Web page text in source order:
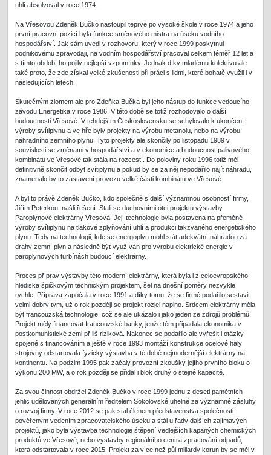
uhlí absolvoval v roce 1974.
Na Vřesovou Zdeněk Bučko nastoupil teprve po vysoké škole v roce 1974 a jeho
první pracovní pozicí byla funkce směnového mistra na úseku vodního
hospodářství. Jak sám uvedl v rozhovoru, který v roce 1999 poskytnul
podnikovému zpravodaji, na vodním hospodářství pracoval celkem téměř 12 let a
s tímto období ho pojily nejlepší vzpomínky. Jednak díky mladému kolektivu ale
také proto, že zde získal velké zkušenosti při práci s lidmi, které bohatě využil i v
následujících letech.
Skutečným zlomem ale pro Zdeňka Bučka byl jeho nástup do funkce vedoucího
závodu Energetika v roce 1986. V této době se totiž rozhodovalo o další
budoucnosti Vřesové. V tehdejším Československu se schylovalo k ukončení
výroby svítiplynu a ve hře byly projekty na výrobu metanolu, nebo na výrobu
náhradního zemního plynu. Tyto projekty ale skončily po listopadu 1989 v
souvislosti se změnami v hospodářství a v ekonomice a budoucnost palivového
kombinátu ve Vřesové tak stála na rozcestí. Do poloviny roku 1996 totiž měl
definitivně skončit odbyt svítiplynu a pokud by se za něj nepodařilo najít náhradu,
znamenalo by to zastavení provozu velké části kombinátu ve Vřesové.
A byl to právě Zdeněk Bučko, kdo společně s další významnou osobností firmy,
Jiřím Peterkou, našli řešení. Stali se duchovními otci projektu výstavby
Paroplynové elektrárny Vřesová. Její technologie byla postavena na přeměně
výroby svítiplynu na tlakové zplyňování uhlí a produkci takzvaného energetického
plynu. Tedy na technologii, kde se energoplyn mohl stát adekvátní náhradou za
drahý zemní plyn a následně být využíván pro výrobu elektrické energie v
paroplynových turbínách budoucí elektrárny.
Proces příprav výstavby této moderní elektrárny, která byla i z celoevropského
hlediska špičkovým technickým projektem, šel na dnešní poměry nezvykle
rychle. Příprava započala v roce 1991 a díky tomu, že se firmě podařilo sestavit
velmi dobrý tým, už o rok později se projekt rozjel naplno. Srdcem elektrárny měla
být francouzská technologie, což se ale ukázalo i jako jeden ze zdrojů problémů.
Projekt měly financovat francouzské banky, jenže těm připadala ekonomika v
postkomunistické zemi příliš riziková. Nakonec se podařilo ale vyřešit i otázky
spojené s financováním a ještě v roce 1993 montáží konstrukce ocelové haly
strojovny odstartovala fyzicky výstavba v té době nejmodernější elektrárny na
kontinentu. Na podzim 1995 pak začaly provozní zkoušky jejího prvního bloku o
výkonu 200 MW, a o rok později se přidal i blok druhý o stejné kapacitě.
Za svou činnost obdržel Zdeněk Bučko v roce 1999 jednu z deseti pamětních
jehlic udělovaných generálním ředitelem Sokolovské uhelné za významné zásluhy
o rozvoj firmy. V roce 2012 se pak stal členem představenstva společnosti
pověřeným vedením zpracovatelského úseku a stál u řady dalších zajímavých
projektů, jako byla výstavba technologie štěpení vedlejších kapaných chemických
produktů ve Vřesové, nebo výstavby regionálního centra zpracování odpadů,
která odstartovala v roce 2015. Projekt za více než půl miliardy korun by se měl v